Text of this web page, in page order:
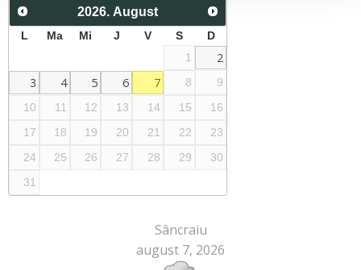
2026. August
L Ma Mi J V S
D
1
2
3
4 5 6 7 8
9
10
11 12 13 14 15
16
17
18 19 20 21 22
23
24
25 26 27 28 29
30
31
Sâncraiu
august 7, 2026